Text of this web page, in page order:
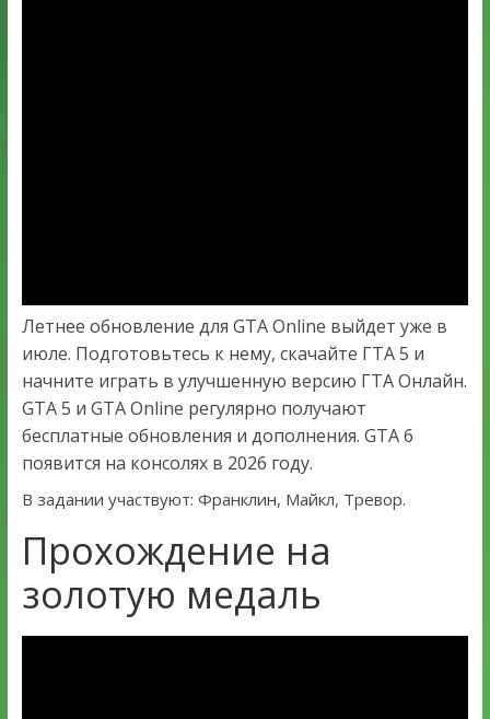
Летнее обновление для GTA Online выйдет уже в
июле. Подготовьтесь к нему, скачайте ГТА 5 и
начните играть в улучшенную версию ГТА Онлайн.
GTA 5 и GTA Online регулярно получают
бесплатные обновления и дополнения. GTA 6
появится на консолях в 2026 году.
В задании участвуют: Франклин, Майкл, Тревор.
Прохождение на
золотую медаль